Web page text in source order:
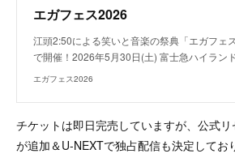
エガフェス2026
江頭2:50による笑いと音楽の祭典「エガフェ
で開催！2026年5月30日(土) 富士急ハイラン
エガフェス2026
チケットは即日完売していますが、公式
が追加＆U-NEXTで独占配信も決定してお